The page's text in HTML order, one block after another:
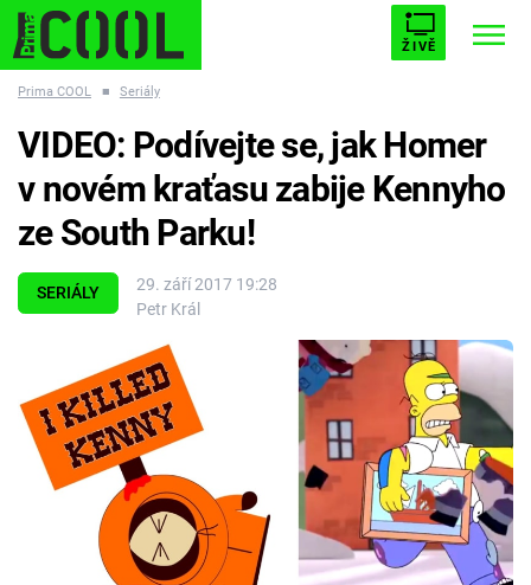
ŽIVĚ
ESCAPE PLNEJ KOTEL AVENGERS 5
Témata
Filmy
Seriály
Hry
Cool Esport
Prima COOL ■ Seriály
SERIÁLY
29. září 2017 19:28
Petr Král
VIDEO: Podívejte se, jak Homer
v novém kraťasu zabije Kennyho
ze South Parku!